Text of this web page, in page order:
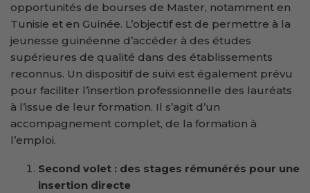
opportunités de bourses de Master, notamment en
Tunisie et en Guinée. L’objectif est de permettre à la
jeunesse guinéenne d’accéder à des études
supérieures de qualité dans des établissements
reconnus. Un dispositif de suivi est également prévu
pour faciliter l’insertion professionnelle des lauréats
à l’issue de leur formation. Il s’agit d’un
accompagnement complet, de la formation à
l’emploi.
Second volet : des stages rémunérés pour une
insertion directe